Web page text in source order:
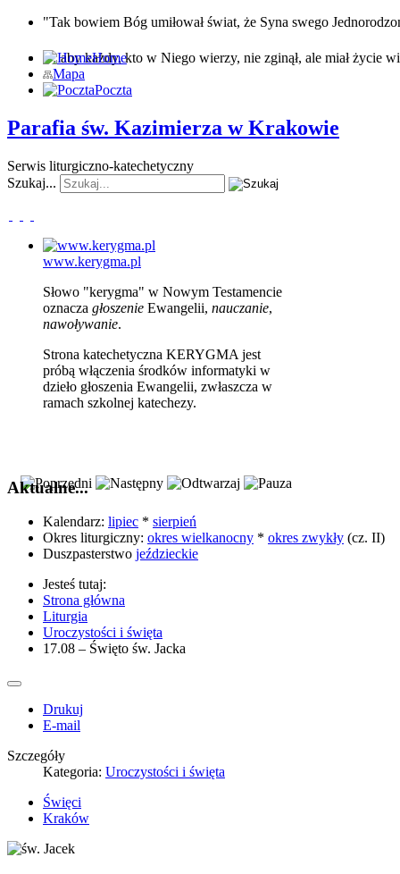
"Tak bowiem Bóg umiłował świat, że Syna swego
… aby każdy, kto w Niego wierzy, nie zginął, ale miał życie
Home
Mapa
Poczta
Parafia św. Kazimierza w Krakowie
Serwis liturgiczno-katechetyczny
Szukaj...
www.kerygma.pl
Słowo "kerygma" w Nowym Testamencie
oznacza głoszenie Ewangelii, nauczanie,
nawoływanie.
Strona katechetyczna KERYGMA jest
próbą włączenia środków informatyki w
dzieło głoszenia Ewangelii, zwłaszcza w
ramach szkolnej katechezy.
Aktualne...
Kalendarz: lipiec * sierpień
Okres liturgiczny: okres wielkanocny * okres zwykły (cz. II)
Duszpasterstwo jeździeckie
Jesteś tutaj:
Strona główna
Liturgia
Uroczystości i święta
17.08 – Święto św. Jacka
Drukuj
E-mail
Szczegóły
Kategoria: Uroczystości i święta
Święci
Kraków